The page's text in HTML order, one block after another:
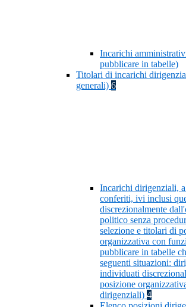
Incarichi
pubblicare in tabelle)
Titolari di incarichi
generali) 6
Incarichi dirigenziali,
conferiti, ivi inclusi
discrezionalmente
politico senza
selezione e titolari di
organizzativa con
pubblicare in tabelle
seguenti situazioni:
individuati
posizione
dirigenziali) 4